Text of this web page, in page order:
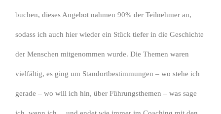
buchen, dieses Angebot nahmen 90% der Teilnehmer an,
sodass ich auch hier wieder ein Stück tiefer in die Geschichte
der Menschen mitgenommen wurde. Die Themen waren
vielfältig, es ging um Standortbestimmungen – wo stehe ich
gerade – wo will ich hin, über Führungsthemen – was sage